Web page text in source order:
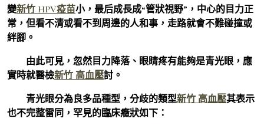
變新竹 HPV疫苗小，最后成長成“管狀視野”，中心的目力正
常，但看不清或看不到周邊的人和事，走路就會不難碰撞或
絆腳。
由此可見，忽然目力降落、眼睛疼有能夠是青光眼，應
實時就醫檢新竹 高血壓討。
青光眼分為良多品種型，分歧的類型新竹 高血壓其表示
也不完整雷同，罕見的臨床癥狀如下：